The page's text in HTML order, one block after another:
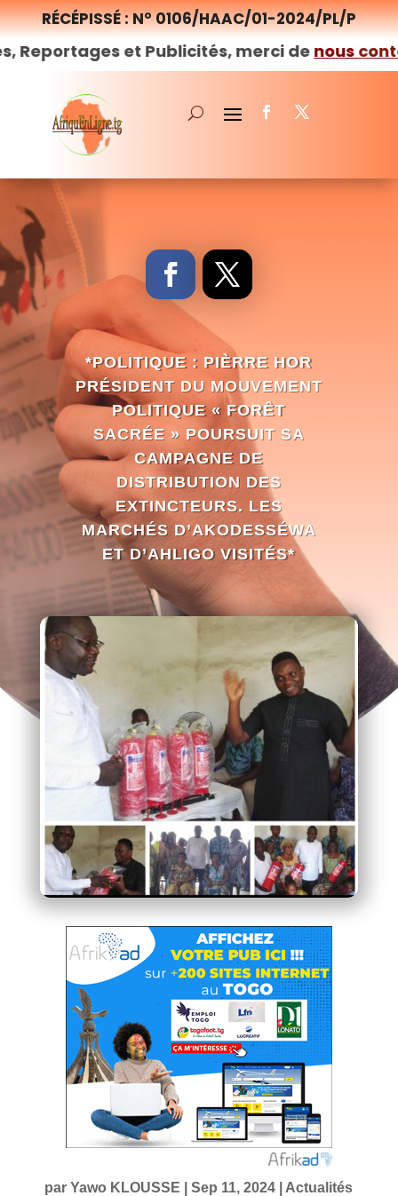
RÉCÉPISSÉ : N° 0106/HAAC/01-2024/PL/P
et Publicités, merci denouscontacter–
*POLITIQUE : PIÈRRE HOR
PRÉSIDENT DU MOUVEMENT
POLITIQUE « FORÊT
SACRÉE » POURSUIT SA
CAMPAGNE DE
DISTRIBUTION DES
EXTINCTEURS. LES
MARCHÉS D’AKODESSÉWA
ET D’AHLIGO VISITÉS*
parYawo KLOUSSE |Sep 11, 2024 Actualités